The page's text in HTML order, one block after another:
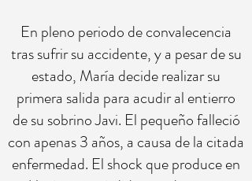
En pleno periodo de convalecencia
tras sufrir su accidente, y a pesar de su
estado, María decide realizar su
primera salida para acudir al entierro
de su sobrino Javi. El pequeño falleció
con apenas 3 años, a causa de la citada
enfermedad. El shock que produce en